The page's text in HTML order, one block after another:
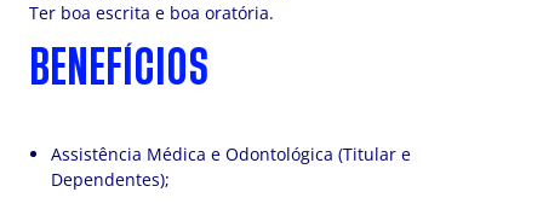
Ter boa escrita e boa oratória.
BENEFÍCIOS
Assistência Médica e Odontológica (Titular e
Dependentes);